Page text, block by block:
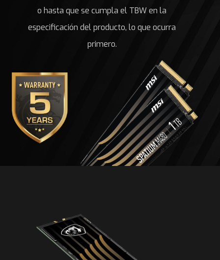
o hasta que se cumpla el TBW en la
especificación del producto, lo que ocurra
primero.